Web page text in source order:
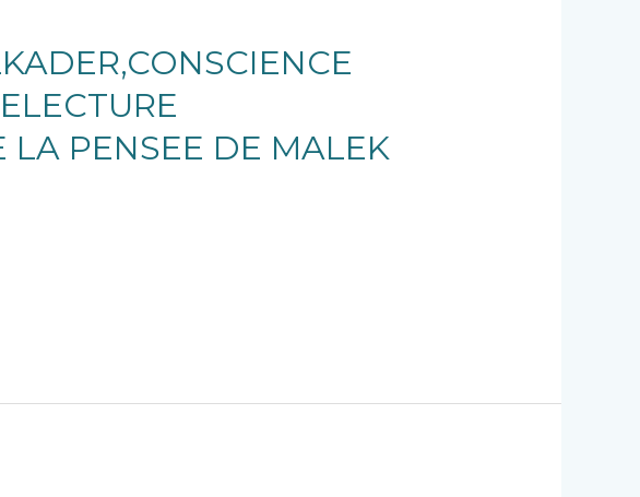
LA PENSEE DE MALEK